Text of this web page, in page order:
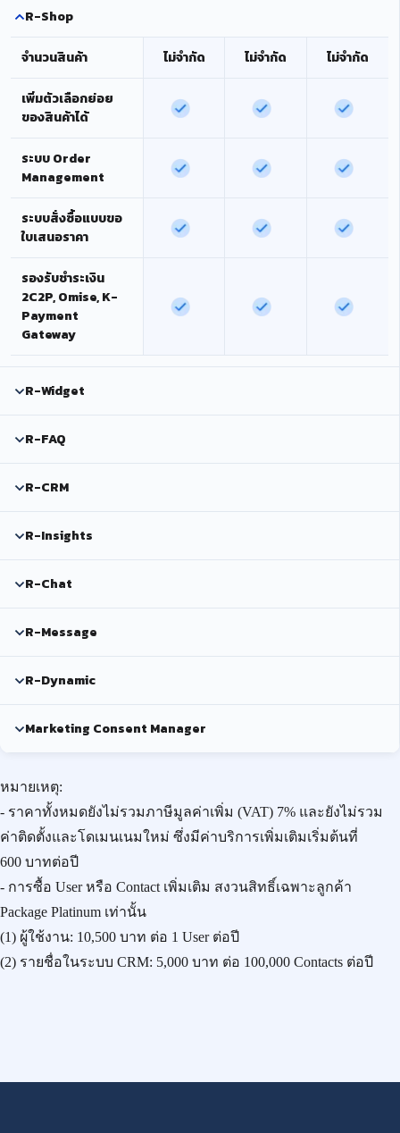
R-Shop
จำนวนสินค้า ไม่จำกัด ไม่จำกัด ไม่จำกัด
เพิ่มตัวเลือกย่อย
ของสินค้าได้
ระบบ Order
Management
ระบบสั่งซื้อแบบขอ
ใบเสนอราคา
รองรับชำระเงิน
2C2P, Omise, K-
Payment
Gateway
R-Widget
R-FAQ
R-CRM
R-Insights
R-Chat
R-Message
R-Dynamic
Marketing Consent Manager
หมายเหตุ:
- ราคาทั้งหมดยังไม่รวมภาษีมูลค่าเพิ่ม (VAT) 7% และยังไม่รวม
ค่าติดตั้งและโดเมนเนมใหม่ ซึ่งมีค่าบริการเพิ่มเติมเริ่มต้นที่
600 บาทต่อปี
- การซื้อ User หรือ Contact เพิ่มเติม สงวนสิทธิ์เฉพาะลูกค้า
Package Platinum เท่านั้น
(1) ผู้ใช้งาน: 10,500 บาท ต่อ 1 User ต่อปี
(2) รายชื่อในระบบ CRM: 5,000 บาท ต่อ 100,000 Contacts ต่อปี